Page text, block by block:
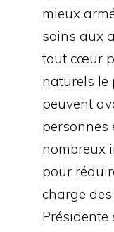
mieux
soins aux
tout cœur
naturels le
peuvent
personnes
nombreux
pour
charge
Présidente